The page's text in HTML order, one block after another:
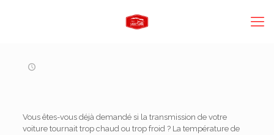
Vous êtes-vous déjà demandé si la transmission de votre
voiture tournait trop chaud ou trop froid ? La température de